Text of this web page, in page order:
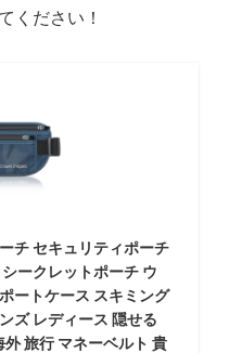
ください！
チ セキュリティポーチ
ークレットポーチ ウ
ートケース スキミング
ズ レディース 隠せる
旅行 マネーベルト 貴